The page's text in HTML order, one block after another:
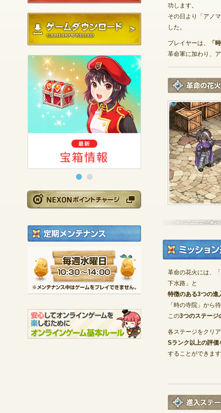
ゲームダウンロード
NEXONポイントチ
毎週水曜日 10:30
功します。
その日より「アノ
した。
プレイヤーは、
「
革命軍に加わり、
革命の花火には、
下水路」と
特徴のある3つの進
「時の寺院」から
この3つのステージ
各ステージをクリ
Sランク以上の評
することができま